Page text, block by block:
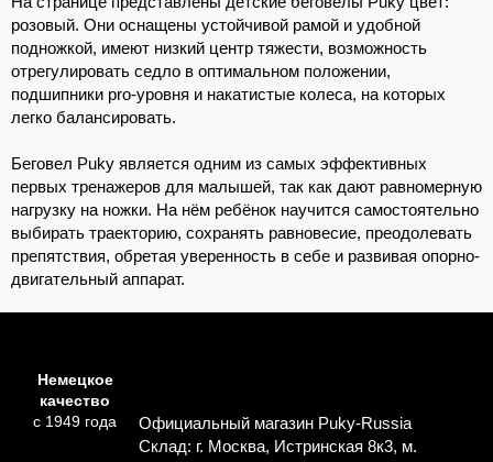
розовый. Они оснащены устойчивой рамой и удобной
подножкой, имеют низкий центр тяжести, возможность
отрегулировать седло в оптимальном положении,
подшипники pro-уровня и накатистые колеса, на которых
легко балансировать.
Беговел Puky является одним из самых эффективных
первых тренажеров для малышей, так как дают равномерную
нагрузку на ножки. На нём ребёнок научится самостоятельно
выбирать траекторию, сохранять равновесие, преодолевать
препятствия, обретая уверенность в себе и развивая опорно-
двигательный аппарат.
Немецкое
качество
с 1949 года
Официальный магазин Puky-Russia
Склад: г. Москва, Истринская 8к3, м.